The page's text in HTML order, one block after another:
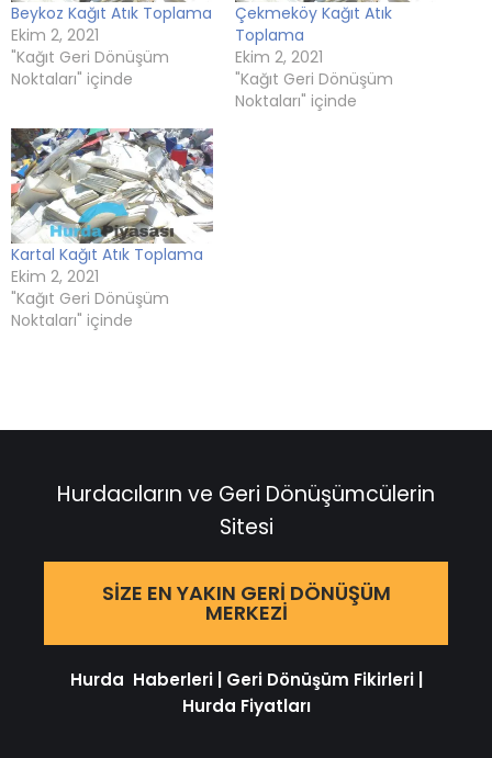
Beykoz Kağıt Atık Toplama
Ekim 2, 2021
"Kağıt Geri Dönüşüm
Noktaları" içinde
Çekmeköy Kağıt Atık
Toplama
Ekim 2, 2021
"Kağıt Geri Dönüşüm
Noktaları" içinde
Kartal Kağıt Atık Toplama
Ekim 2, 2021
"Kağıt Geri Dönüşüm
Noktaları" içinde
Hurdacıların ve Geri Dönüşümcülerin
Sitesi
SIZE EN YAKIN GERI DÖNÜŞÜM
MERKEZI
Hurda Haberleri| Geri Dönüşüm Fikirleri|
Hurda Fiyatları